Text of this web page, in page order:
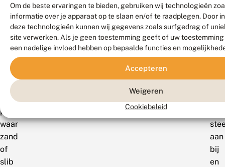
Om de beste ervaringen te bieden, gebruiken wij technologieën
informatie over je apparaat op te slaan en/of te raadplegen. Door
deze technologieën kunnen wij gegevens zoals surfgedrag of
site verwerken. Als je geen toestemming geeft of uw
een nadelige invloed hebben op bepaalde functies en
Accepteren
Weigeren
Cookiebeleid
voor
rivieren
grote
beken,
vooral
plaatsen
waar
zand
of
slib
bij
aan
bij
en